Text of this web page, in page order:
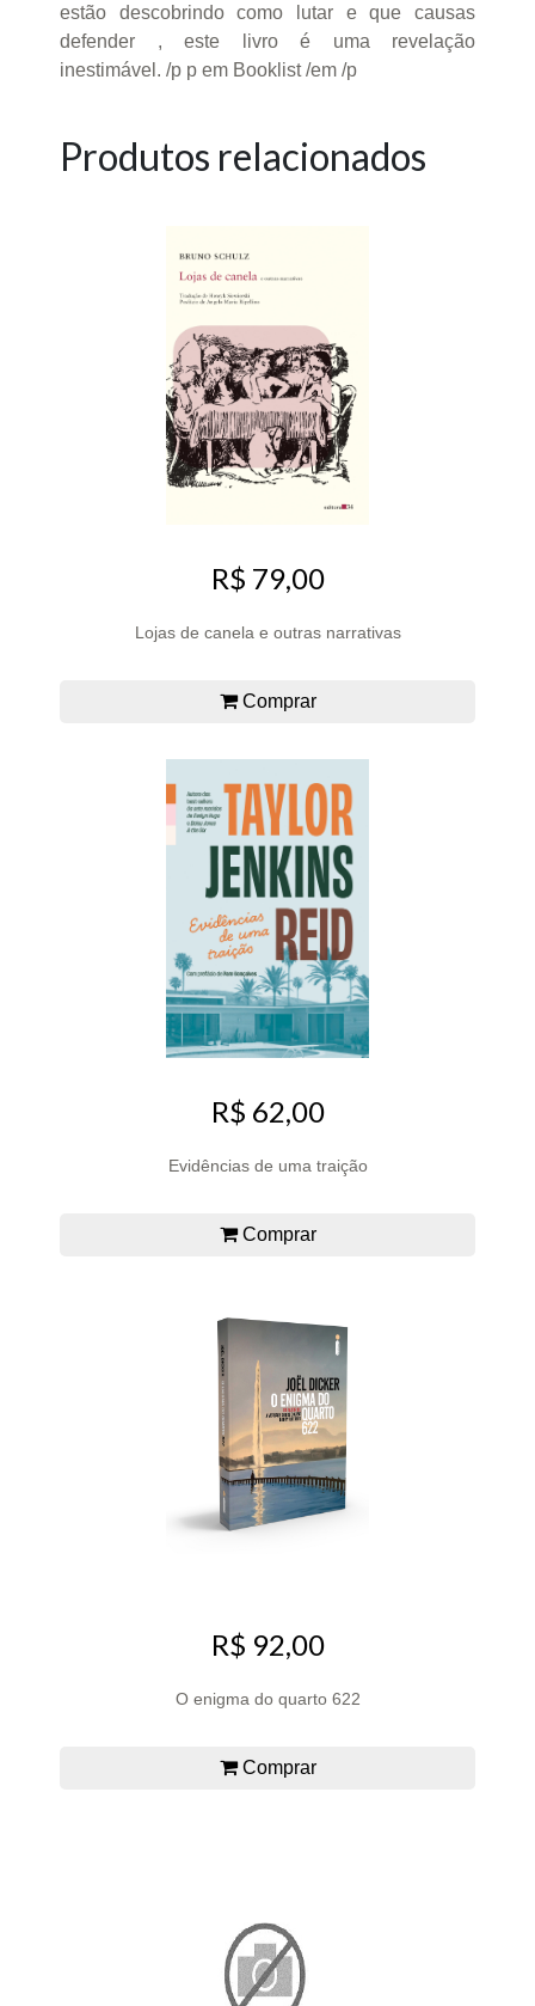
estão descobrindo como lutar e que causas
defender , este livro é uma revelação
inestimável. /p p em Booklist /em /p
Produtos relacionados
R$ 79,00
Lojas de canela e outras narrativas
Comprar
R$ 62,00
Evidências de uma traição
Comprar
R$ 92,00
O enigma do quarto 622
Comprar